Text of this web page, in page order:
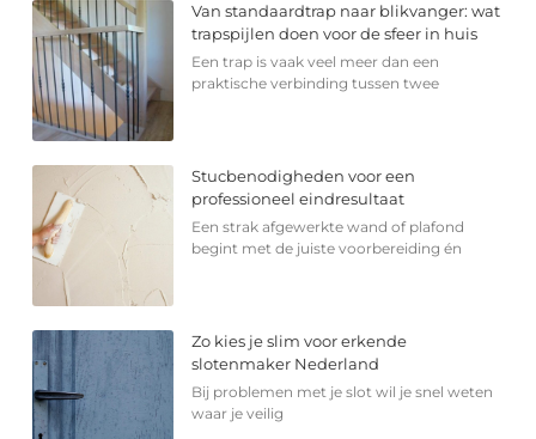
Van standaardtrap naar blikvanger: wat
trapspijlen doen voor de sfeer in huis
Een trap is vaak veel meer dan een
praktische verbinding tussen twee
Stucbenodigheden voor een
professioneel eindresultaat
Een strak afgewerkte wand of plafond
begint met de juiste voorbereiding én
Zo kies je slim voor erkende
slotenmaker Nederland
Bij problemen met je slot wil je snel weten
waar je veilig